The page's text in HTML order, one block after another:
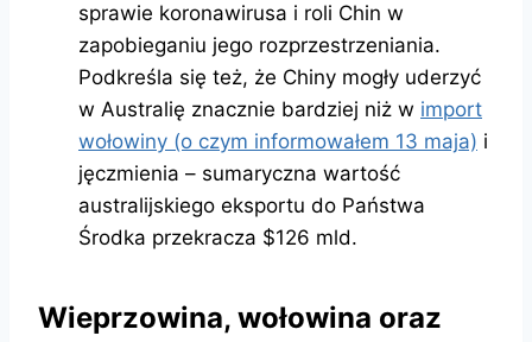
sprawie koronawirusa i roli Chin w
zapobieganiu jego rozprzestrzeniania.
Podkreśla się też, że Chiny mogły uderzyć
w Australię znacznie bardziej niż w import
wołowiny (o czym informowałem 13 maja) i
jęczmienia – sumaryczna wartość
australijskiego eksportu do Państwa
Środka przekracza $126 mld.
Wieprzowina, wołowina oraz